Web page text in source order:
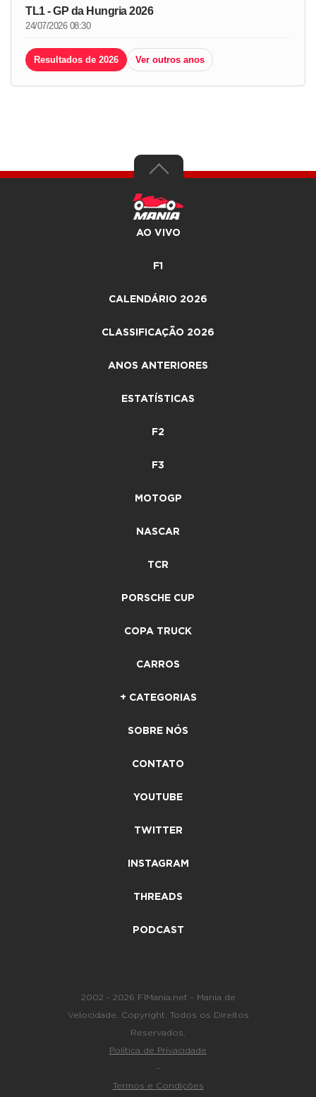
TL1 - GP da Hungria 2026
24/07/2026 08:30
Resultados de 2026 Ver outros anos
AO VIVO
F1
CALENDÁRIO 2026
CLASSIFICAÇÃO 2026
ANOS ANTERIORES
ESTATÍSTICAS
F2
F3
MOTOGP
NASCAR
TCR
PORSCHE CUP
COPA TRUCK
CARROS
+ CATEGORIAS
SOBRE NÓS
CONTATO
YOUTUBE
TWITTER
INSTAGRAM
THREADS
PODCAST
2002 - 2026 F1Mania.net - Mania de
Velocidade. Copyright. Todos os Direitos
Reservados.
Política de Privacidade
-
Termos e Condições